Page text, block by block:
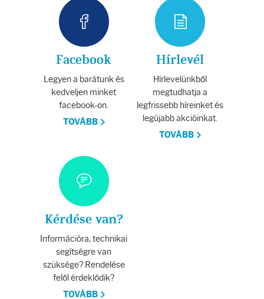
Facebook
Legyen a barátunk és
kedveljen minket
facebook-on.
TOVÁBB
Hírlevél
Hírlevelünkből
megtudhatja a
legfrissebb híreinket és
legújabb akcióinkat.
TOVÁBB
Kérdése van?
Információra, technikai
segítségre van
szüksége? Rendelése
felől érdeklődik?
TOVÁBB